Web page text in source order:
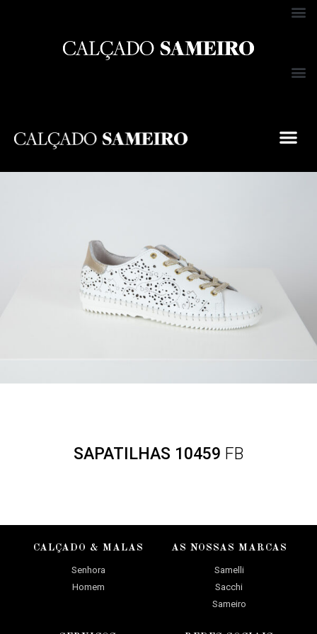
SAPATILHAS 10459 FB
CALÇADO & MALAS
Senhora
Homem
AS NOSSAS MARCAS
Samelli
Sacchi
Sameiro